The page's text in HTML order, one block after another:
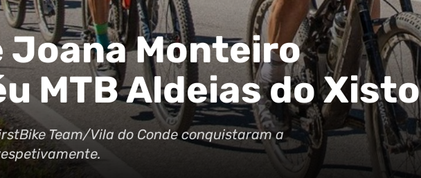
Joana Monteiro
MTB Aldeias do Xisto
Team/Vila do Conde conquistaram a